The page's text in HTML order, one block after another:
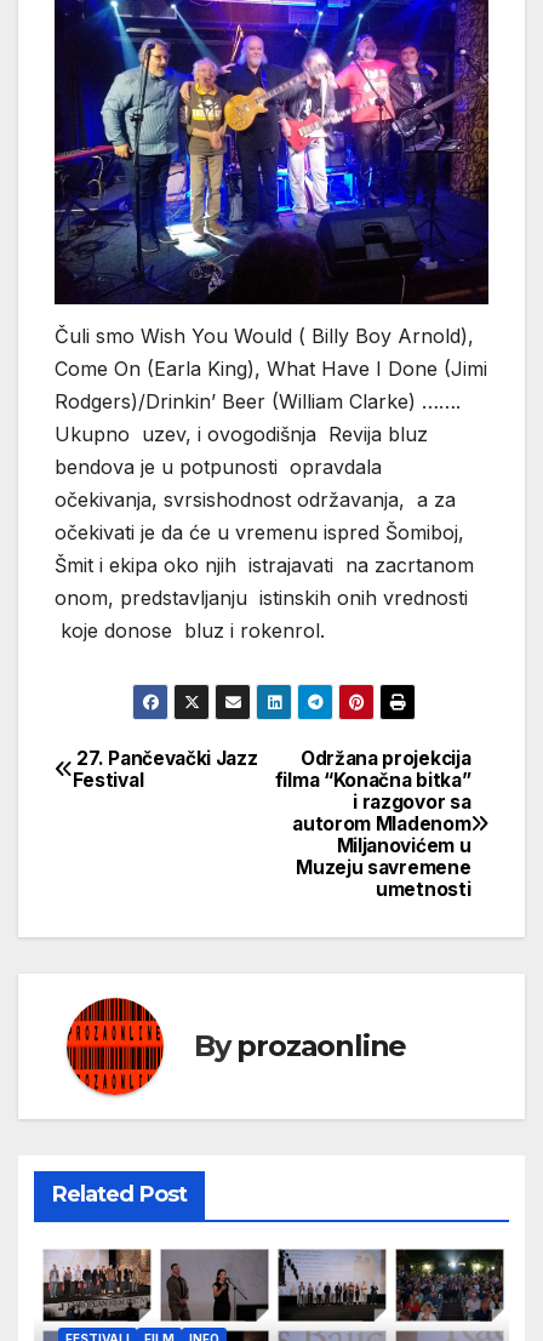
Čuli smo Wish You Would ( Billy Boy Arnold),
Come On (Earla King), What Have I Done (Jimi
Rodgers)/Drinkin’ Beer (William Clarke) …….
Ukupno uzev, i ovogodišnja Revija bluz
bendova je u potpunosti opravdala
očekivanja, svrsishodnost održavanja, a za
očekivati je da će u vremenu ispred Šomiboj,
Šmit i ekipa oko njih istrajavati na zacrtanom
onom, predstavljanju istinskih onih vrednosti
koje donose bluz i rokenrol.
Кретање
Održana projekcija
filma “Konačna bitka”
i razgovor sa
autorom Mladenom
Miljanovićem u
Muzeju savremene
umetnosti
27. Pančevački Jazz
Festival
Byprozaonline
Related Post